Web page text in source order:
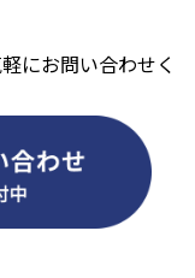
にお問い合わせく